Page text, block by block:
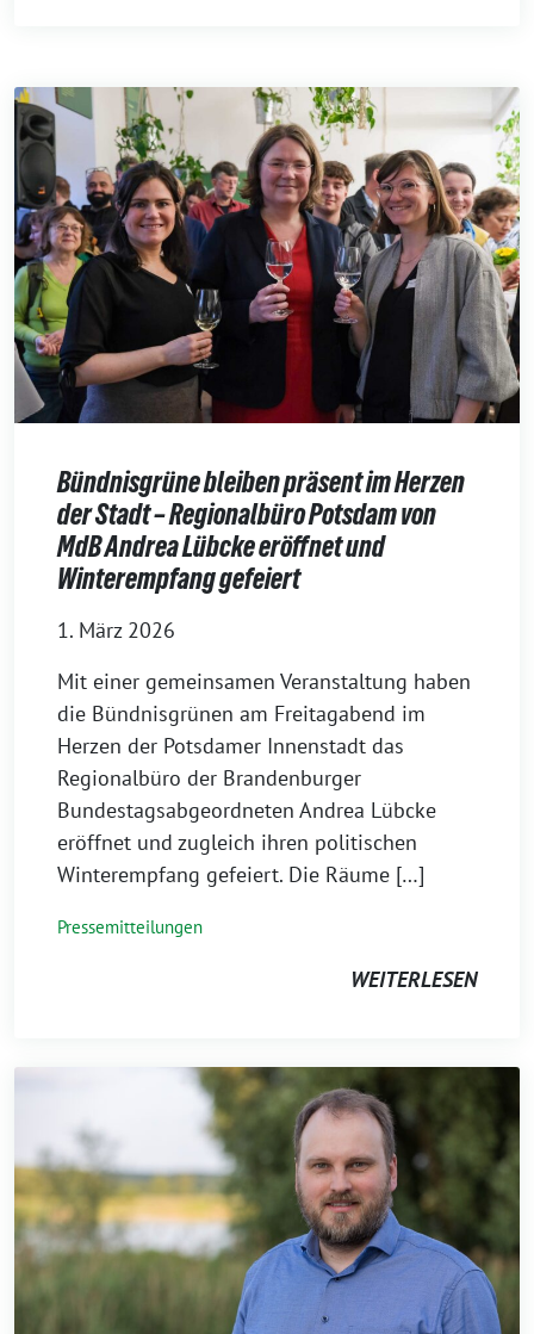
Bündnisgrüne bleiben präsent im Herzen
der Stadt – Regionalbüro Potsdam von
MdB Andrea Lübcke eröffnet und
Winterempfang gefeiert
1. März 2026
Mit einer gemeinsamen Veranstaltung haben
die Bündnisgrünen am Freitagabend im
Herzen der Potsdamer Innenstadt das
Regionalbüro der Brandenburger
Bundestagsabgeordneten Andrea Lübcke
eröffnet und zugleich ihren politischen
Winterempfang gefeiert. Die Räume […]
Pressemitteilungen
WEITERLESEN